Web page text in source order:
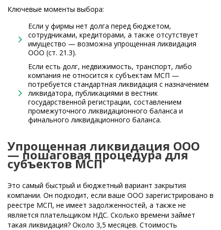
Ключевые моменты выбора:
Если у фирмы нет долга перед бюджетом,
сотрудниками, кредиторами, а также отсутствует
имущество — возможна упрощенная ликвидация
ООО (ст. 21.3).
Если есть долг, недвижимость, транспорт, либо
компания не относится к субъектам МСП —
потребуется стандартная ликвидация с назначением
ликвидатора, публикациями в вестник
государственной регистрации, составлением
промежуточного ликвидационного баланса и
финального ликвидационного баланса.
Упрощенная ликвидация ООО
— пошаговая процедура для
субъектов МСП
Это самый быстрый и бюджетный вариант закрытия
компании. Он подходит, если ваше ООО зарегистрировано в
реестре МСП, не имеет задолженностей, а также не
является плательщиком НДС. Сколько времени займет
такая ликвидация? Около 3,5 месяцев. Стоимость